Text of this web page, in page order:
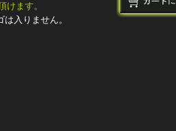
けます。
入りません。